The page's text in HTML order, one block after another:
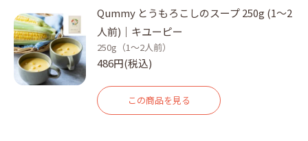
Qummy とうもろこしのスープ 250g (1～2
人前)｜キユーピー
250g（1～2人前）
486円(税込)
この商品を見る